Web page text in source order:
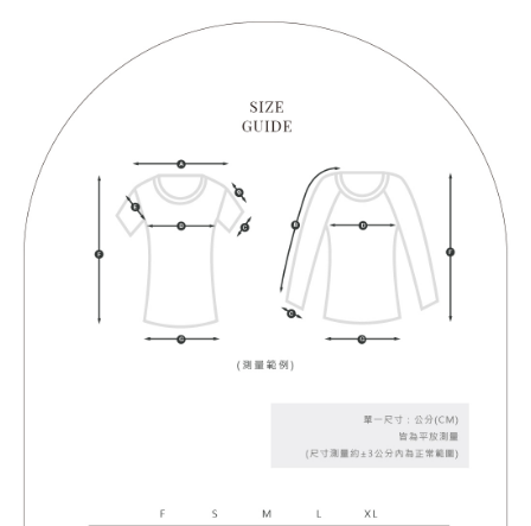
anda (termasuk nama, telefon atau alamat) kepada Taiwan Mobile untuk
pengumpulan, pemprosesan dan penggunaan, untuk pengesahan,
semakan dan pembetulan data yang diperlukan untuk bil ansuran oleh
Taiwan Mobile.
3. Sila baca syarat perkhidmatan pengguna secara lengkap melalui
pautan berikut: https://oppay.tw/userRule